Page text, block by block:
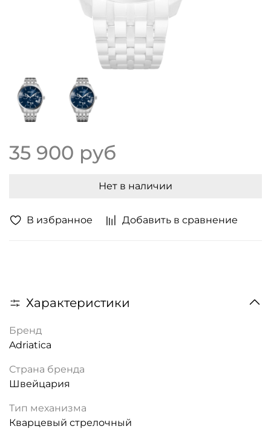
В избранное Добавить в сравнение
35 900 руб
Нет в наличии
Характеристики
Бренд
Adriatica
Страна бренда
Швейцария
Тип механизма
Кварцевый стрелочный